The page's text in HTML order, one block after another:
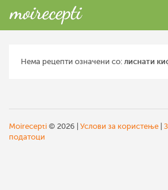
Нема рецепти означени со: лиснати
Moirecepti © 2026 | Услови за користење
податоци